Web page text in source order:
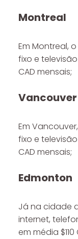
Montreal
Em Montreal,
fixo e
CAD mensais;
Vancouver
Em
fixo e
CAD mensais;
Edmonton
Já na cidade
internet,
em média